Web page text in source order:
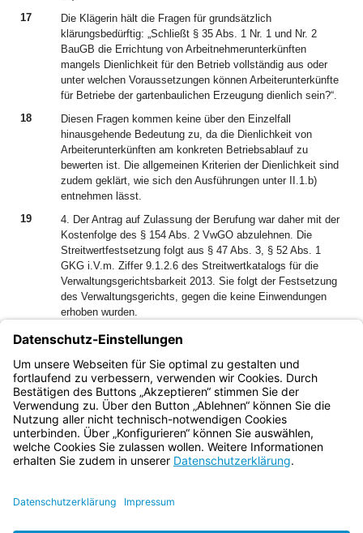
17
Die Klägerin hält die Fragen für grundsätzlich
klärungsbedürftig: „Schließt § 35 Abs. 1 Nr. 1 und Nr. 2
BauGB die Errichtung von Arbeitnehmerunterkünften
mangels Dienlichkeit für den Betrieb vollständig aus oder
unter welchen Voraussetzungen können Arbeiterunterkünfte
für Betriebe der gartenbaulichen Erzeugung dienlich sein?“.
18
Diesen Fragen kommen keine über den Einzelfall
hinausgehende Bedeutung zu, da die Dienlichkeit von
Arbeiterunterkünften am konkreten Betriebsablauf zu
bewerten ist. Die allgemeinen Kriterien der Dienlichkeit sind
zudem geklärt, wie sich den Ausführungen unter II.1.b)
entnehmen lässt.
19
4. Der Antrag auf Zulassung der Berufung war daher mit der
Kostenfolge des § 154 Abs. 2 VwGO abzulehnen. Die
Streitwertfestsetzung folgt aus § 47 Abs. 3, § 52 Abs. 1
GKG i.V.m. Ziffer 9.1.2.6 des Streitwertkatalogs für die
Verwaltungsgerichtsbarkeit 2013. Sie folgt der Festsetzung
des Verwaltungsgerichts, gegen die keine Einwendungen
erhoben wurden.
20
5. Dieser Beschluss ist unanfechtbar (§ 152 Abs. 1 VwGO).
Mit der Ablehnung des Antrags auf Zulassung der Berufung
wird das angefochtene Urteil rechtskräftig (§ 124a Abs. 5
Satz 4 VwGO).
Bayern.de
BayernPortal
Impressum